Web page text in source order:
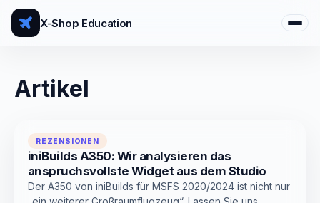
X-Shop Education
Artikel
REZENSIONEN
iniBuilds A350: Wir analysieren das
anspruchsvollste Widget aus dem Studio
Der A350 von iniBuilds für MSFS 2020/2024 ist nicht nur